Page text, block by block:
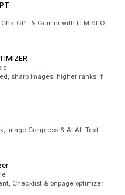
& Gemini with LLM SEO
sharp images, higher ranks ↑
Image Compress & AI Alt Text
Checklist & onpage optimizer